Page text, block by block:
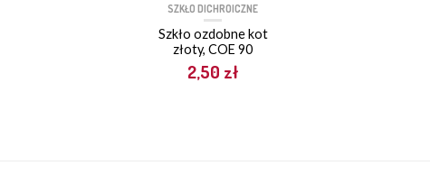
SZKŁO DICHROICZNE
Szkło ozdobne kot
złoty, COE 90
2,50 zł